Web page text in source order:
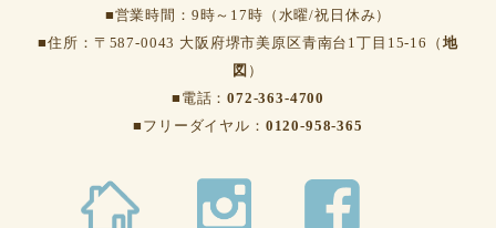
■営業時間：9時～17時（水曜/祝日休み）
■住所：〒587-0043 大阪府堺市美原区青南台1丁目15-16（ 地
図 ）
■電話：072-363-4700
■フリーダイヤル： 0120-958-365